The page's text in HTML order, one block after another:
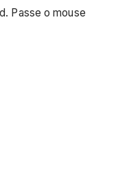
Passe o mouse